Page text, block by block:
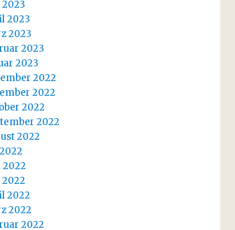
2023
2023
2023
2023
2022
2022
2022
2022
2022
2022
2022
2022
2022